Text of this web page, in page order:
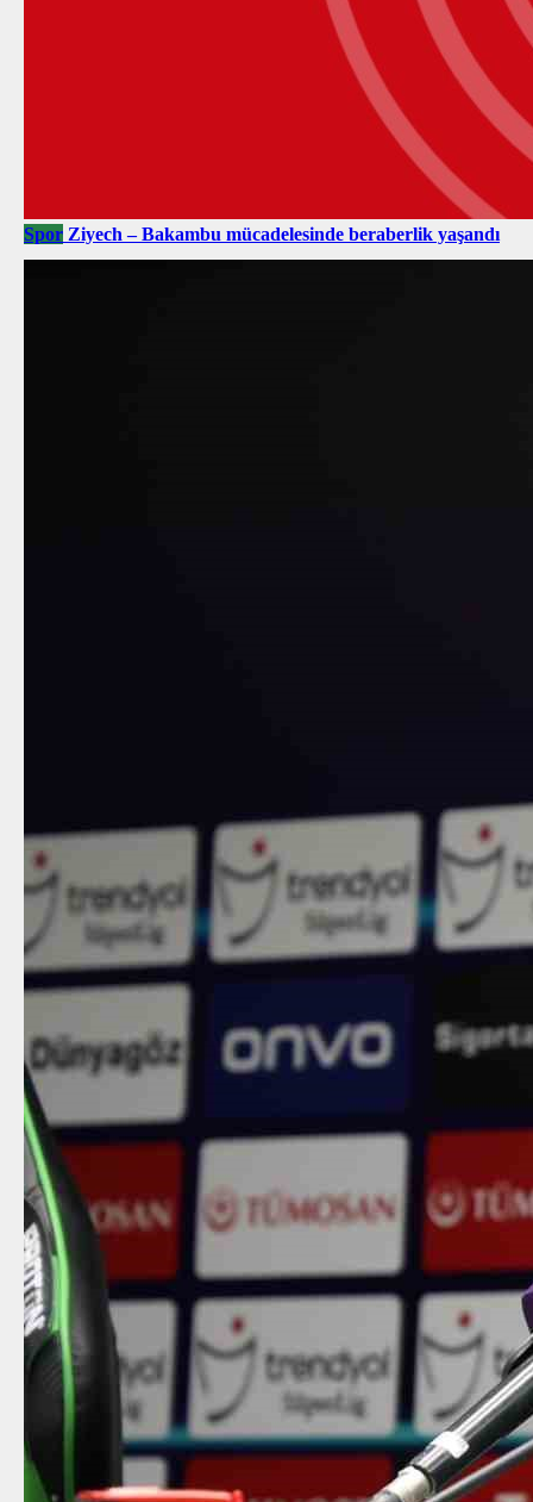
Spor Ziyech – Bakambu mücadelesinde beraberlik yaşandı